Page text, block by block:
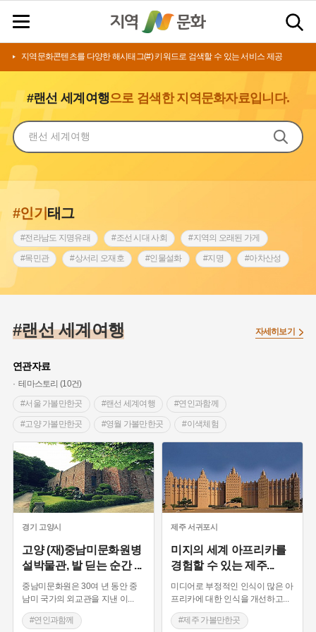
지역문화콘텐츠를 다양한 해시태그(#) 키워드로 검색할 수 있는 서비스 제공
#랜선 세계여행으로 검색한 지역문화자료입니다.
#인기태그
#전라남도 지명유래 #조선 시대 사회 #지역의 오래된 가게
#목민관 #상서리 오재호 #인물설화 #지명 #아차산성
#갯벌 #강감찬 #수령 #남자현
#대한민국임시정부
#조선역사 #성곽
#김마리아 #박물관 #바보온달 #나주
#생활용품 #장군 #조선시대 문신 #백년가게
#경기도설화 #임시의정원 #영산강 #문화유산 #황해도
#강진 #부산 #풍속 #의병활동
#지역의 설화 #동의보감 #28독립선언 #지명유래
#여성 독립운동가 #영산포 #전설 #징채 #독립운동가
#동화 #단지 #온라인 생활사박물관
#온달 #여성독립운동가 #고구려 #산성 #한의학
#외성 #용인 #여성의원 #왕건
#랜선 세계여행
연관자료
테마스토리 (10건)
#서울 가볼만한곳
#랜선 세계여행 #연인과함께
#고양 가볼만한곳 #영월 가볼만한곳 #이색체험
#박물관이 살아있다 제주 #제주 가볼만한곳
#인류무형유산 #충주 가볼만한곳
자세히보기
경기 고양시
고양 (재)중남미문화원병
설박물관, 발 딛는 순간...
중남미문화원은 30여 년 동안 중
남미 국가의 외교관을 지낸 이
#연인과함께
제주서귀포시
미지의 세계 아프리카를
경험할 수 있는 제주...
미디어로 부정적인 인식이 많은 아
프리카에 대한 인식을 개선하고
#제주 가볼만한곳